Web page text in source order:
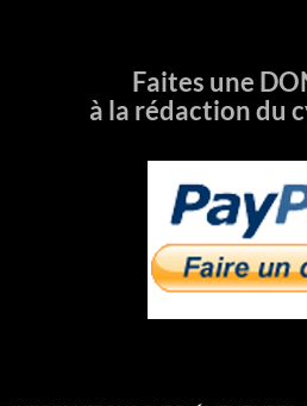
Faites une
à la rédaction du